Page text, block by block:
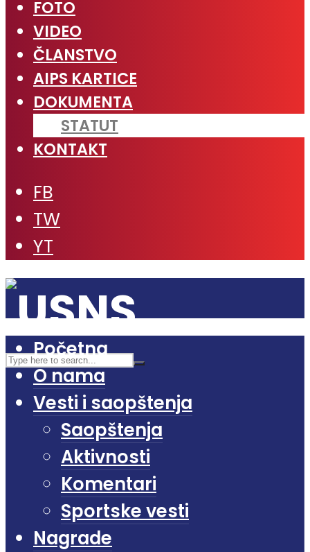
FOTO
VIDEO
ČLANSTVO
AIPS KARTICE
DOKUMENTA
STATUT
KONTAKT
FB
TW
YT
Početna
O nama
Vesti i saopštenja
Saopštenja
Aktivnosti
Komentari
Sportske vesti
Nagrade